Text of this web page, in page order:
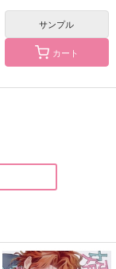
斎藤一と岡田以蔵が共
闘する本
Owen
787円（税込）
サンプル
カート